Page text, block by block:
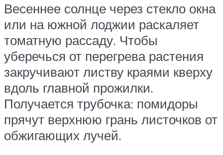
Весеннее солнце через стекло окна
или на южной лоджии раскаляет
томатную рассаду. Чтобы
уберечься от перегрева растения
закручивают листву краями кверху
вдоль главной прожилки.
Получается трубочка: помидоры
прячут верхнюю грань листочков от
обжигающих лучей.